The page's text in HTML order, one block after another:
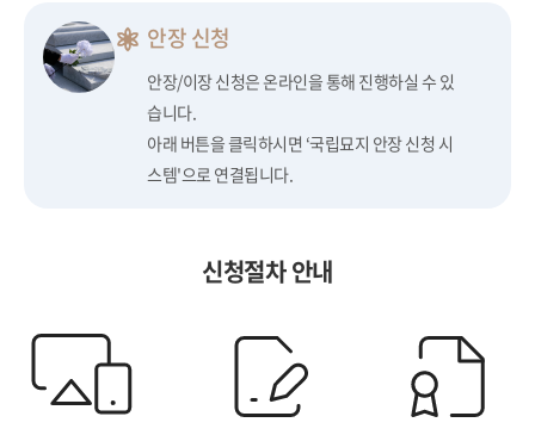
안장 신청
안장/이장 신청은 온라인을 통해 진행하실 수 있
습니다.
아래 버튼을 클릭하시면 ‘국립묘지 안장 신청 시
스템'으로 연결됩니다.
신청절차 안내